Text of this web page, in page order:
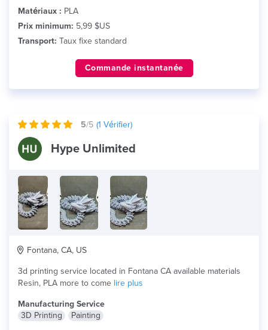
Matériaux : PLA
Prix minimum: 5,99 $US
Transport: Taux fixe standard
Commande instantanée
5/5 (1 Vérifier)
Hype Unlimited
Fontana, CA, US
3d printing service located in Fontana CA available materials
Resin, PLA more to come lire plus
Manufacturing Service
3D Printing
Painting